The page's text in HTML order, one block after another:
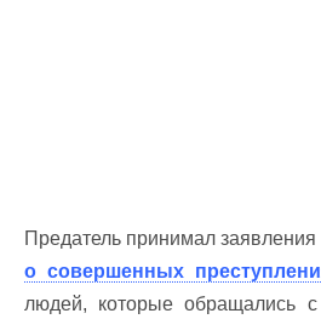
Предатель принимал
о совершенных
людей, которые обращались